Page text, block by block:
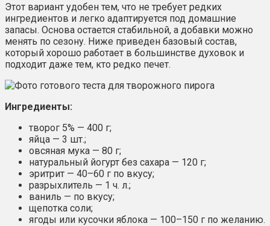
Этот вариант удобен тем, что не требует редких
ингредиентов и легко адаптируется под домашние
запасы. Основа остается стабильной, а добавки можно
менять по сезону. Ниже приведен базовый состав,
который хорошо работает в большинстве духовок и
подходит даже тем, кто редко печет.
Ингредиенты:
творог 5% — 400 г;
яйца — 3 шт.;
овсяная мука — 80 г;
натуральный йогурт без сахара — 120 г;
эритрит — 40–60 г по вкусу;
разрыхлитель — 1 ч. л.;
ваниль — по вкусу;
щепотка соли;
ягоды или кусочки яблока — 100–150 г по желанию.